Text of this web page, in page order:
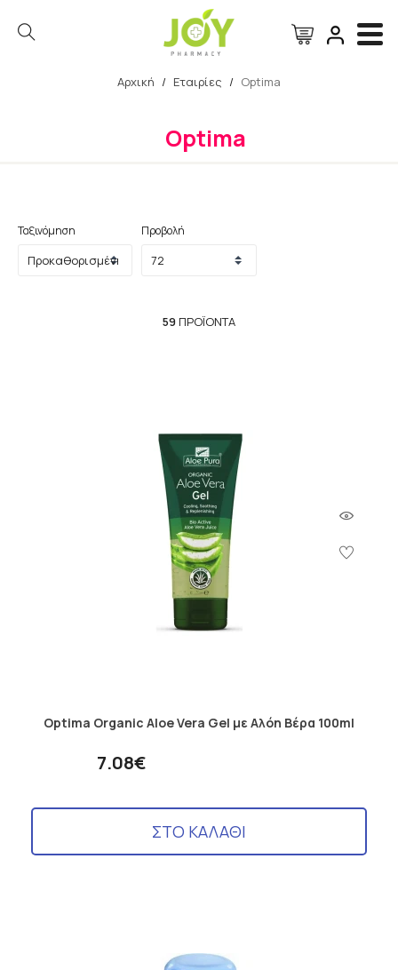
Αρχική / Εταιρίες / Optima
Optima
Ταξινόμηση Προβολή
59 ΠΡΟΪΌΝΤΑ
Optima Organic Aloe Vera Gel με Αλόη Βέρα 100ml
7.08€
ΣΤΟ ΚΑΛΑΘΙ